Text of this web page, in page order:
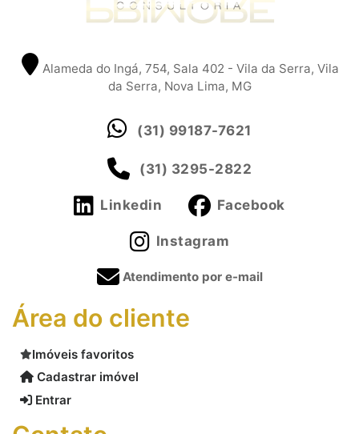
Alameda do Ingá, 754, Sala 402 - Vila da Serra, Vila
da Serra, Nova Lima, MG
(31) 99187-7621
(31) 3295-2822
Linkedin Facebook
Instagram
Atendimento por e-mail
Área do cliente
Imóveis favoritos
Cadastrar imóvel
Entrar